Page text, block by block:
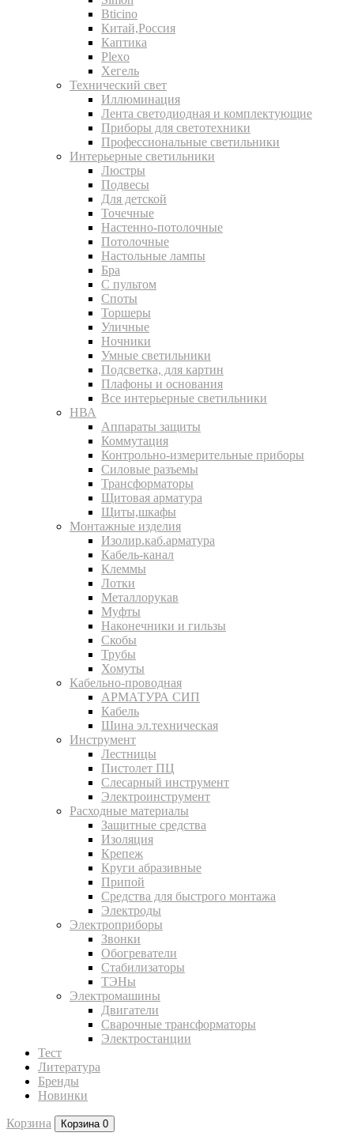
Bticino
Китай,Россия
Каптика
Plexo
Хегель
Технический свет
Иллюминация
Лента светодиодная и комплектующие
Приборы для светотехники
Профессиональные светильники
Интерьерные светильники
Люстры
Подвесы
Для детской
Точечные
Настенно-потолочные
Потолочные
Настольные лампы
Бра
С пультом
Споты
Торшеры
Уличные
Ночники
Умные светильники
Подсветка, для картин
Плафоны и основания
Все интерьерные светильники
НВА
Аппараты защиты
Коммутация
Контрольно-измерительные приборы
Силовые разъемы
Трансформаторы
Щитовая арматура
Щиты,шкафы
Монтажные изделия
Изолир.каб.арматура
Кабель-канал
Клеммы
Лотки
Металлорукав
Муфты
Наконечники и гильзы
Скобы
Трубы
Хомуты
Кабельно-проводная
АРМАТУРА СИП
Кабель
Шина эл.техническая
Инструмент
Лестницы
Пистолет ПЦ
Слесарный инструмент
Электроинструмент
Расходные материалы
Защитные средства
Изоляция
Крепеж
Круги абразивные
Припой
Средства для быстрого монтажа
Электроды
Электроприборы
Звонки
Обогреватели
Стабилизаторы
ТЭНы
Электромашины
Двигатели
Сварочные трансформаторы
Электростанции
Тест
Литература
Бренды
Новинки
Корзина Корзина 0